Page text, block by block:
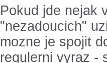
Pokud jde nejak
"nezadoucich"
mozne je spojit
regulerni vyraz -